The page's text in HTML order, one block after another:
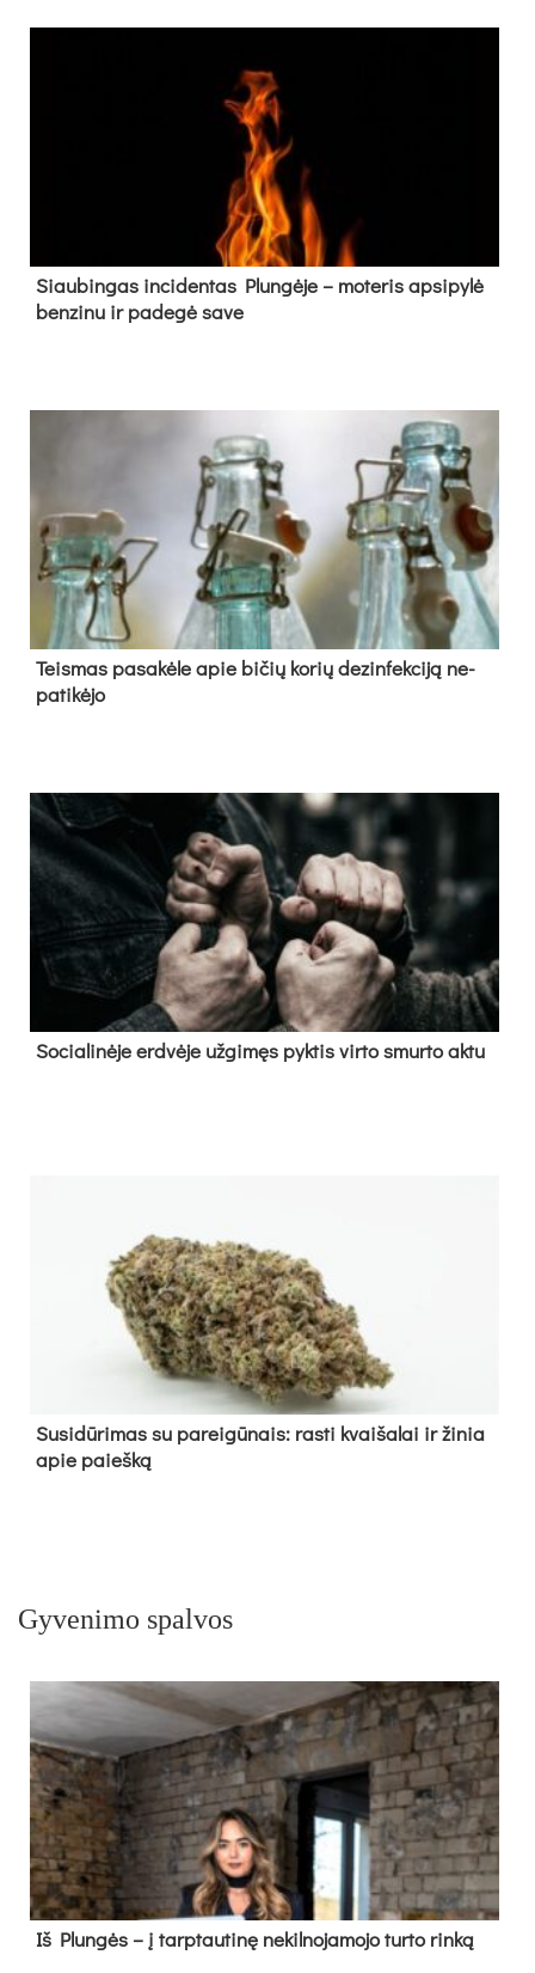
Siau­bin­gas in­ci­den­tas Plun­gė­je – mo­te­ris ap­si­py­lė
ben­zi­nu ir pa­de­gė sa­ve
Teis­mas pa­sa­kė­le apie bi­čių ko­rių de­zin­fek­ci­ją ne­
pa­ti­kė­jo
So­cia­li­nė­je erd­vė­je už­gi­męs pyk­tis vir­to smur­to ak­tu
Su­si­dū­ri­mas su pa­rei­gū­nais: ras­ti kvai­ša­lai ir ži­nia
apie paieš­ką
Gyvenimo spalvos
Iš Plungės – į tarptautinę nekilnojamojo turto rinką